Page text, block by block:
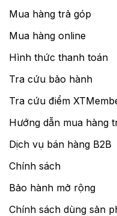
Mua hàng trả góp
Mua hàng online
Hình thức thanh toán
Tra cứu bảo hành
Tra cứu điểm
Hướng dẫn mua hàng
Dịch vụ bán hàng B2B
Chính sách
Bảo hành mở rộng
Chính sách dùng sản